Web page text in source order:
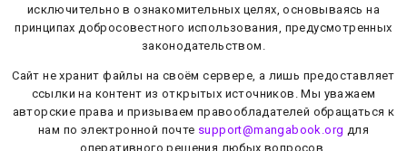
исключительно в ознакомительных целях, основываясь на
принципах добросовестного использования, предусмотренных
законодательством.
Сайт не хранит файлы на своём сервере, а лишь предоставляет
ссылки на контент из открытых источников. Мы уважаем
авторские права и призываем правообладателей обращаться к
нам по электронной почте support@mangabook.org для
оперативного решения любых вопросов.